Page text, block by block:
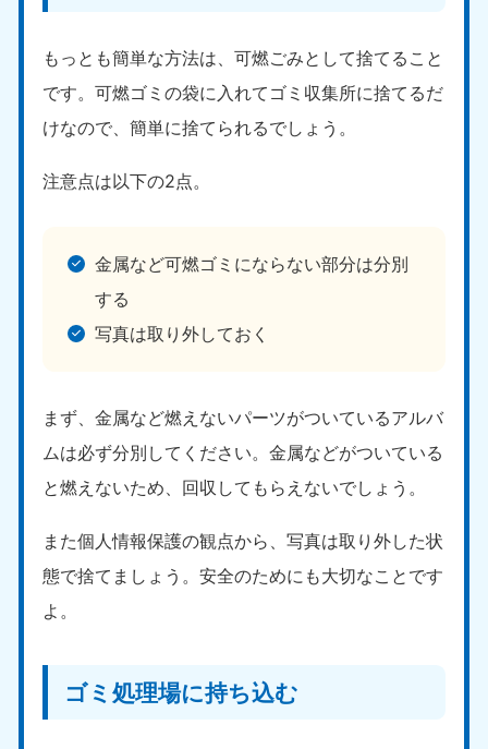
もっとも簡単な方法は、可燃ごみとして捨てること
です。可燃ゴミの袋に入れてゴミ収集所に捨てるだ
けなので、簡単に捨てられるでしょう。
注意点は以下の2点。
金属など可燃ゴミにならない部分は分別
する
写真は取り外しておく
まず、金属など燃えないパーツがついているアルバ
ムは必ず分別してください。金属などがついている
と燃えないため、回収してもらえないでしょう。
また個人情報保護の観点から、写真は取り外した状
態で捨てましょう。安全のためにも大切なことです
よ。
ゴミ処理場に持ち込む
北海道・東北
北海道
9:00〜19:00 年中無休
青森県
9:00〜19:00 年中無休
岩手県
050-1881-5274
秋田県
山形県
050-1881-5273 050-1881-5272